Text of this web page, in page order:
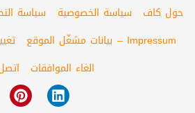
حول كاف سياسة الخصوصية سياسة
Impressum – بيانات مشغّل الموقع
الغاء الموافقات